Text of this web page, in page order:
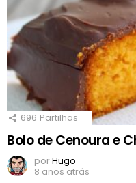
696 Partilhas
Bolo de Cenoura e
porHugo
8 anos atrás